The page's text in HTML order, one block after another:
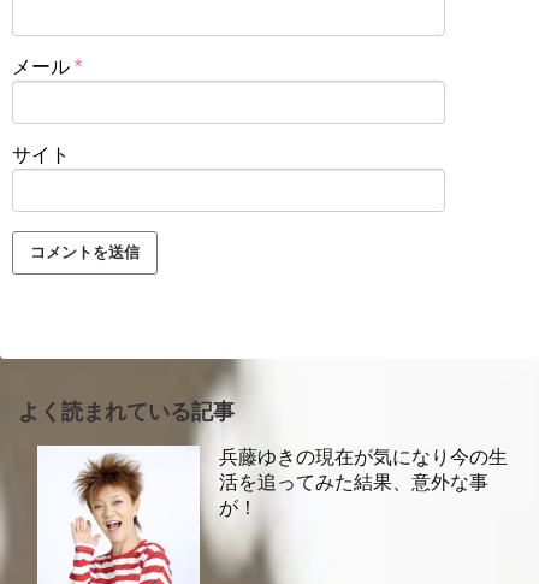
メール *
サイト
よく読まれている記事
兵藤ゆきの現在が気になり今の生
活を追ってみた結果、意外な事
が！